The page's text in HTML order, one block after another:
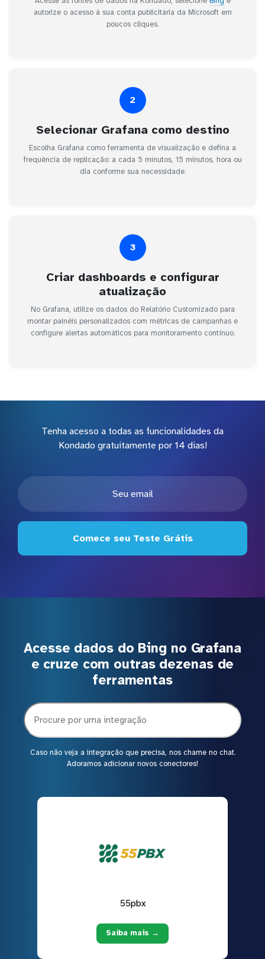
autorize o acesso à sua conta publicitária da Microsoft em
poucos cliques.
2
Selecionar Grafana como destino
Escolha Grafana como ferramenta de visualização e defina a
frequência de replicação: a cada 5 minutos, 15 minutos, hora ou
dia conforme sua necessidade.
3
Criar dashboards e configurar
atualização
No Grafana, utilize os dados do Relatório Customizado para
montar painéis personalizados com métricas de campanhas e
configure alertas automáticos para monitoramento contínuo.
Tenha acesso a todas as funcionalidades da
Kondado gratuitamente por 14 dias!
Comece seu Teste Grátis
Acesse dados do Bing no Grafana
e cruze com outras dezenas de
ferramentas
Caso não veja a integração que precisa, nos chame no chat.
Adoramos adicionar novos conectores!
55pbx
Saiba mais →